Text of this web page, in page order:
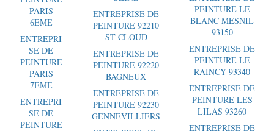
PARIS
6EME
ENTREPRI
SE DE
PEINTURE
PARIS
7EME
ENTREPRI
SE DE
PEINTURE
ENTREPRISE DE
PEINTURE 92210
ST CLOUD
ENTREPRISE DE
PEINTURE 92220
BAGNEUX
ENTREPRISE DE
PEINTURE 92230
GENNEVILLIERS
PEINTURE LE
BLANC MESNIL
93150
ENTREPRISE DE
PEINTURE LE
RAINCY 93340
ENTREPRISE DE
PEINTURE LES
LILAS 93260
ENTREPRISE DE